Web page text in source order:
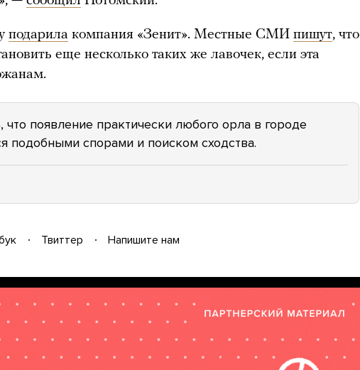
подарила компания «Зенит». Местные СМИ пишут, что
еще несколько таких же лавочек, если эта
что появление практически любого орла в городе
подобными спорами и поиском сходства.
Твиттер Напишите нам